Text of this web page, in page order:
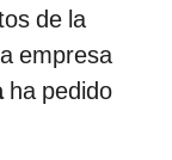
de la
empresa
ha pedido